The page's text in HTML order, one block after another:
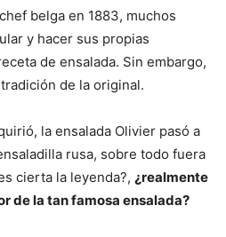
belga en 1883, muchos
y hacer sus propias
de ensalada. Sin embargo,
de la original.
la ensalada Olivier pasó a
rusa, sobre todo fuera
cierta la leyenda?, ¿realmente
de la tan famosa ensalada?